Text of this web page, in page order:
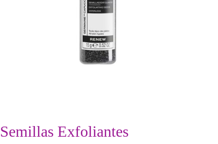
Semillas Exfoliantes